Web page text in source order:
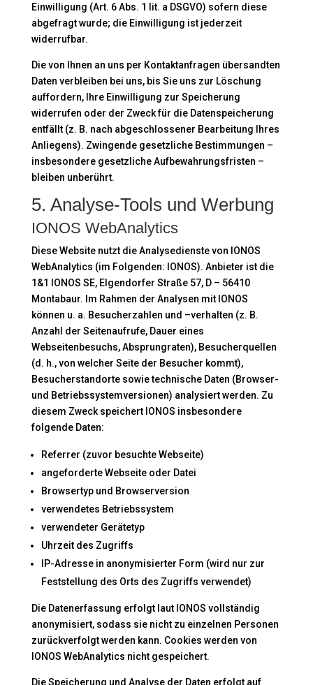
Einwilligung (Art. 6 Abs. 1 lit. a DSGVO) sofern diese
abgefragt wurde; die Einwilligung ist jederzeit
widerrufbar.
Die von Ihnen an uns per Kontaktanfragen übersandten
Daten verbleiben bei uns, bis Sie uns zur Löschung
auffordern, Ihre Einwilligung zur Speicherung
widerrufen oder der Zweck für die Datenspeicherung
entfällt (z. B. nach abgeschlossener Bearbeitung Ihres
Anliegens). Zwingende gesetzliche Bestimmungen –
insbesondere gesetzliche Aufbewahrungsfristen –
bleiben unberührt.
5. Analyse-Tools und Werbung
IONOS WebAnalytics
Diese Website nutzt die Analysedienste von IONOS
WebAnalytics (im Folgenden: IONOS). Anbieter ist die
1&1 IONOS SE, Elgendorfer Straße 57, D – 56410
Montabaur. Im Rahmen der Analysen mit IONOS
können u. a. Besucherzahlen und –verhalten (z. B.
Anzahl der Seitenaufrufe, Dauer eines
Webseitenbesuchs, Absprungraten), Besucherquellen
(d. h., von welcher Seite der Besucher kommt),
Besucherstandorte sowie technische Daten (Browser-
und Betriebssystemversionen) analysiert werden. Zu
diesem Zweck speichert IONOS insbesondere
folgende Daten:
Referrer (zuvor besuchte Webseite)
angeforderte Webseite oder Datei
Browsertyp und Browserversion
verwendetes Betriebssystem
verwendeter Gerätetyp
Uhrzeit des Zugriffs
IP-Adresse in anonymisierter Form (wird nur zur
Feststellung des Orts des Zugriffs verwendet)
Die Datenerfassung erfolgt laut IONOS vollständig
anonymisiert, sodass sie nicht zu einzelnen Personen
zurückverfolgt werden kann. Cookies werden von
IONOS WebAnalytics nicht gespeichert.
Die Speicherung und Analyse der Daten erfolgt auf